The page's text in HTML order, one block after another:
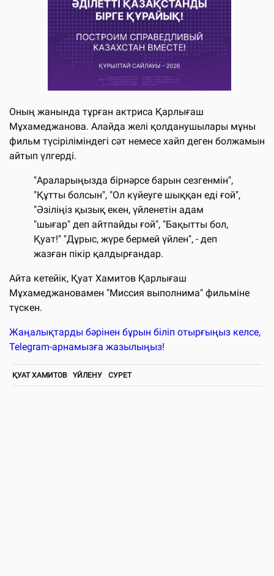
Оның жанында тұрған актриса Қарлығаш
Мұхамеджанова. Алайда желі қолданушылары мұны
фильм түсіріліміндегі сәт немесе хайп деген болжамын
айтып үлгерді.
"Араларыңызда бірнәрсе барын сезгенмін",
"Құтты болсын", "Ол күйеуге шыққан еді ғой",
"Әзіліңіз қызық екен, үйленетін адам
"шығар" деп айтпайды ғой", "Бақытты бол,
Қуат!" "Дұрыс, жүре бермей үйлен", - деп
жазған пікір қалдырғандар.
Айта кетейік, Қуат Хамитов Қарлығаш
Мұхамеджановамен "Миссия выполнима" фильміне
түскен.
Жаңалықтарды бәрінен бұрын біліп отырғыңыз келсе,
Telegram-арнамызға жазылыңыз!
ҚУАТ ХАМИТОВ ҮЙЛЕНУ СУРЕТ